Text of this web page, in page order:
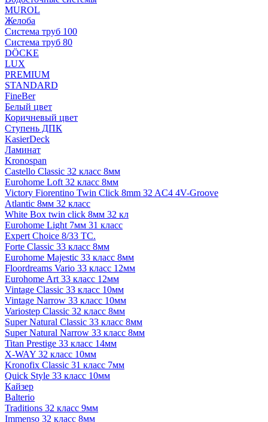
MUROL
Желоба
Система труб 100
Система труб 80
DÖCKE
LUX
PREMIUM
STANDARD
FineBer
Белый цвет
Коричневый цвет
Ступень ДПК
KasierDeck
Ламинат
Kronospan
Castello Classic 32 класс 8мм
Eurohome Loft 32 класс 8мм
Victory Fiorentino Twin Click 8mm 32 AC4 4V-Groove
Atlantic 8мм 32 класс
White Box twin click 8мм 32 кл
Eurohome Light 7мм 31 класс
Expert Choice 8/33 TC.
Forte Classic 33 класс 8мм
Eurohome Majestic 33 класс 8мм
Floordreams Vario 33 класс 12мм
Eurohome Art 33 класс 12мм
Vintage Classic 33 класс 10мм
Vintage Narrow 33 класс 10мм
Variostep Classic 32 класс 8мм
Super Natural Classic 33 класс 8мм
Super Natural Narrow 33 класс 8мм
Titan Prestige 33 класс 14мм
X-WAY 32 класс 10мм
Kronofix Classic 31 класс 7мм
Quick Style 33 класс 10мм
Кайзер
Balterio
Traditions 32 класс 9мм
Immenso 32 класс 8мм